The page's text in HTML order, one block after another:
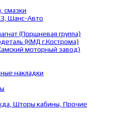
смазки
Шанс-Авто
(Поршневая группа)
(КМД г.Кострома)
моторный завод)
накладки
Шторы кабины, Прочие